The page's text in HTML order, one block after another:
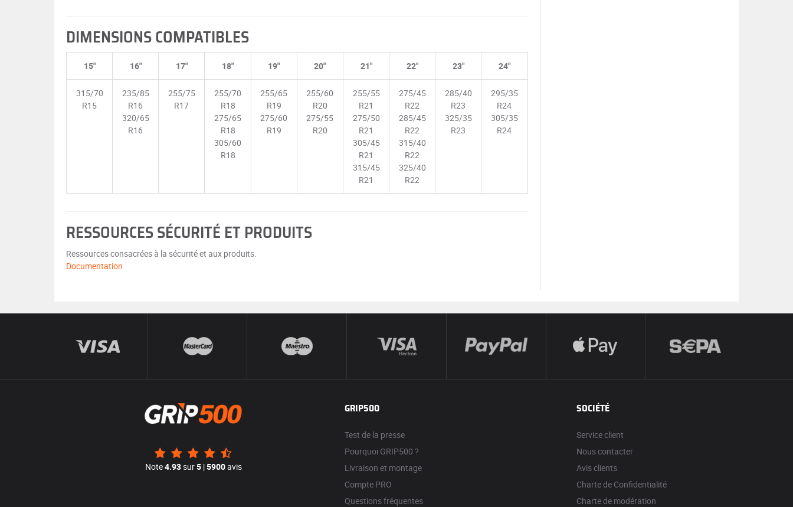
DIMENSIONS COMPATIBLES
15"
315/70
R15
16"
235/85
R16
320/65
R16
17"
255/75
R17
18"
255/70
R18
275/65
R18
305/60
R18
19"
255/65
R19
275/60
R19
20"
255/60
R20
275/55
R20
21"
255/55
R21
275/50
R21
305/45
R21
315/45
R21
22"
275/45
R22
285/45
R22
315/40
R22
325/40
R22
23"
285/40
R23
325/35
R23
24"
295/35
R24
305/35
R24
RESSOURCES SÉCURITÉ ET PRODUITS
Ressources consacrées à la sécurité et aux produits.
Documentation
Note4.93sur5|5900avis
GRIP500
Test de la presse
Pourquoi GRIP500 ?
Livraison et montage
Compte PRO
Questions fréquentes
SOCIÉTÉ
Service client
Nous contacter
Avis clients
Charte de Confidentialité
Charte de modération